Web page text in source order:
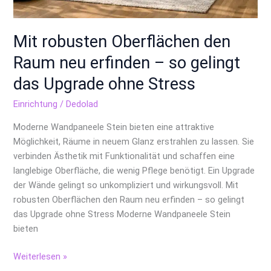
Mit robusten Oberflächen den
Raum neu erfinden – so gelingt
das Upgrade ohne Stress
Einrichtung / Dedolad
Moderne Wandpaneele Stein bieten eine attraktive
Möglichkeit, Räume in neuem Glanz erstrahlen zu lassen. Sie
verbinden Ästhetik mit Funktionalität und schaffen eine
langlebige Oberfläche, die wenig Pflege benötigt. Ein Upgrade
der Wände gelingt so unkompliziert und wirkungsvoll. Mit
robusten Oberflächen den Raum neu erfinden – so gelingt
das Upgrade ohne Stress Moderne Wandpaneele Stein
bieten
Weiterlesen »